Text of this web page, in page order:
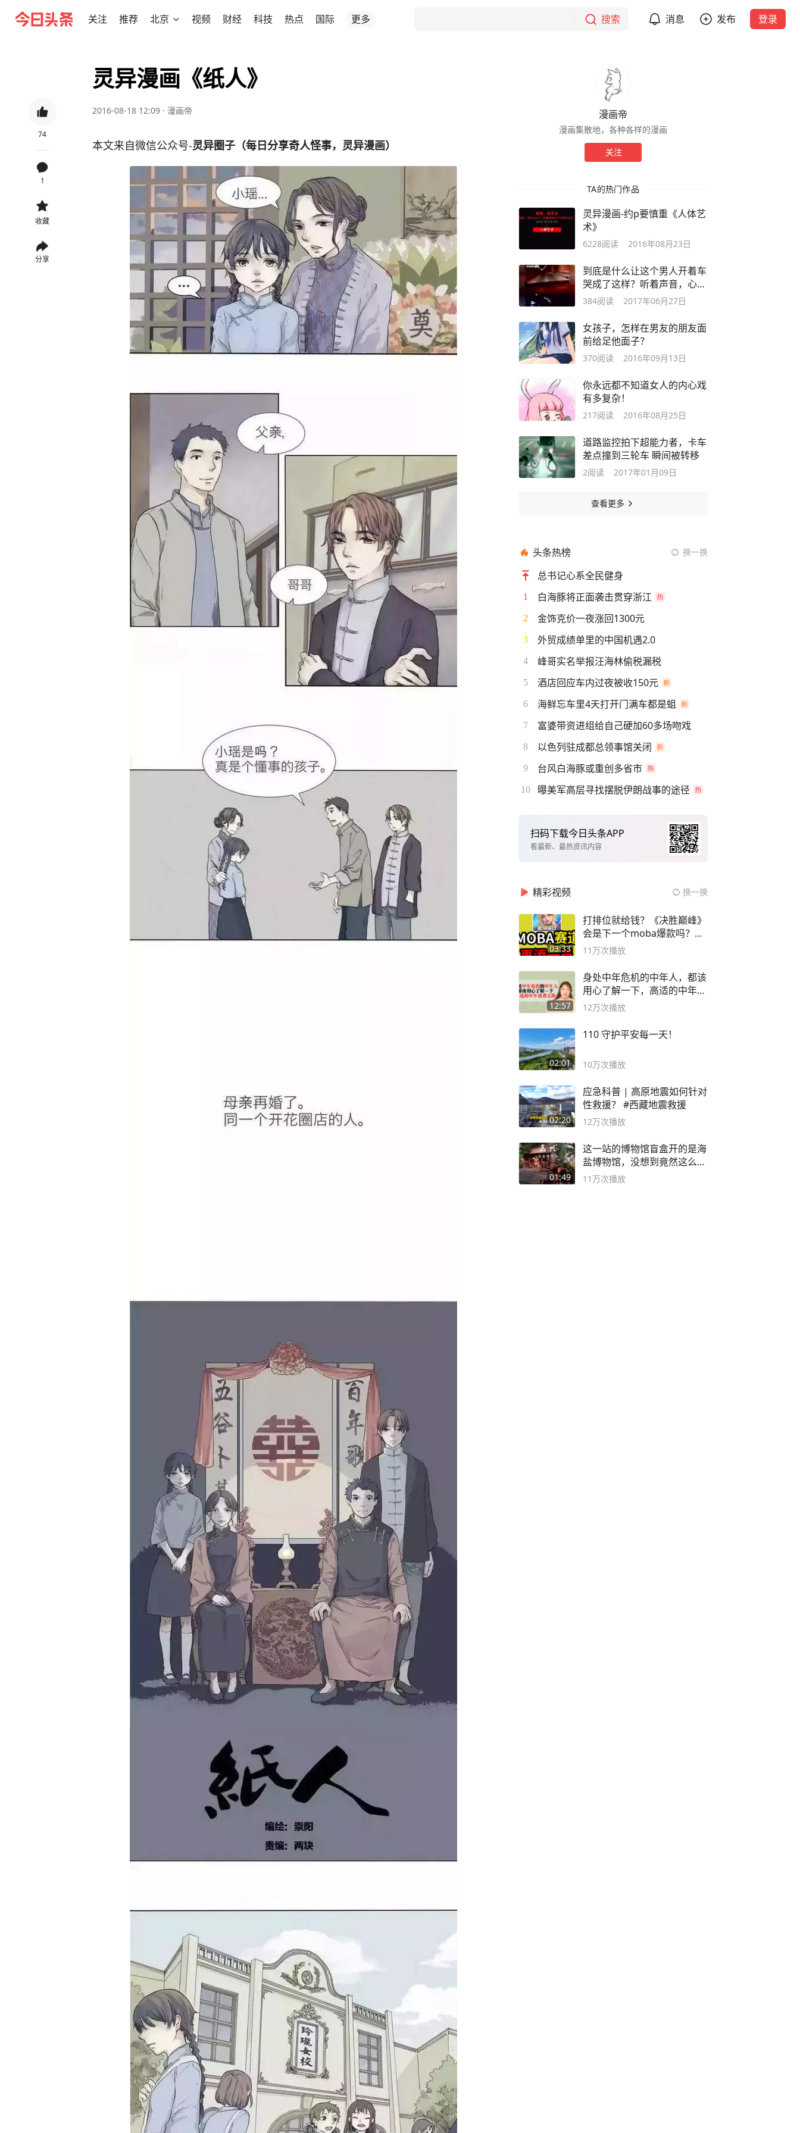
关注 推荐 北京 视频 财经 科技 热点 国际 更多 搜索 消息 发布 登录
74
1
收藏
分享
灵异漫画《纸人》
2016-08-18 12:09 · 漫画帝
本文来自微信公众号-灵异圈子（每日分享奇人怪事，灵异漫画）
漫画帝
漫画集散地，各种各样的漫画
关注
TA的热门作品
灵异漫画-约p要慎重《人体艺
术》
6228阅读 2016年08月23日
到底是什么让这个男人开着车
哭成了这样？听着声音，心狠
狠地疼了一下！
384阅读 2017年06月27日
女孩子，怎样在男友的朋友面
前给足他面子？
370阅读 2016年09月13日
你永远都不知道女人的内心戏
有多复杂！
217阅读 2016年08月25日
道路监控拍下超能力者，卡车
差点撞到三轮车 瞬间被转移
2阅读 2017年01月09日
查看更多
头条热榜 换一换
总书记心系全民健身
1 白海豚将正面袭击贯穿浙江
2 金饰克价一夜涨回1300元
3 外贸成绩单里的中国机遇2.0
4 峰哥实名举报汪海林偷税漏税
5 酒店回应车内过夜被收150元
6 海鲜忘车里4天打开门满车都是蛆
7 富婆带资进组给自己硬加60多场吻戏
8 以色列驻成都总领事馆关闭
9 台风白海豚或重创多省市
10 曝美军高层寻找摆脱伊朗战事的途径
扫码下载今日头条APP
看最新、最热资讯内容
精彩视频 换一换
03:33
打排位就给钱？《决胜巅峰》
会是下一个moba爆款吗？#
决胜巅峰
11万次播放
12:57
身处中年危机的中年人，都该
用心了解一下，高适的中年逆
袭之路
12万次播放
02:01
110 守护平安每一天！
10万次播放
02:20
应急科普 | 高原地震如何针对
性救援？ #西藏地震救援
12万次播放
01:49
这一站的博物馆盲盒开的是海
盐博物馆，没想到竟然这么好
逛！
11万次播放